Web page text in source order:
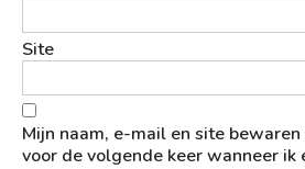
Site
Mijn naam, e-mail en site
voor de volgende keer wanneer ik